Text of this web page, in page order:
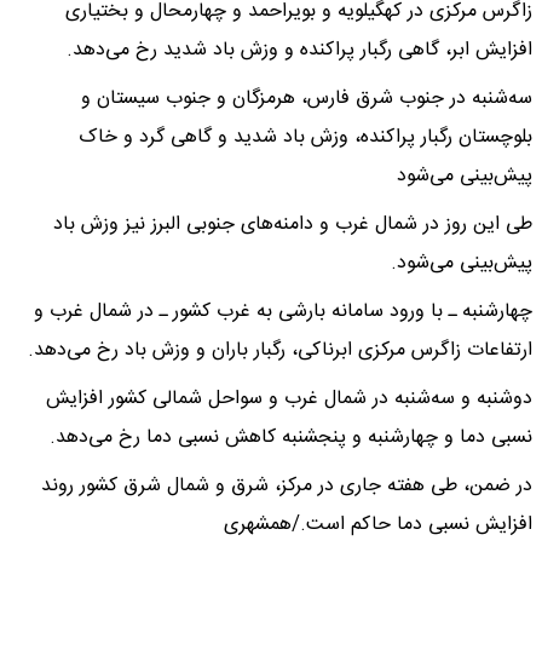
زاگرس مرکزی در کهگیلویه و بویراحمد و چهارمحال و بختیاری
افزایش ابر، گاهی رگبار پراکنده و وزش باد شدید رخ می‌دهد.
سه‌شنبه در جنوب شرق فارس، هرمزگان و جنوب سیستان و
بلوچستان رگبار پراکنده، وزش باد شدید و گاهی گرد و خاک
پیش‌بینی می‌شود
طی این روز در شمال غرب و دامنه‌های جنوبی البرز نیز وزش باد
پیش‌بینی می‌شود.
چهارشنبه ـ با ورود سامانه بارشی به غرب کشور ـ در شمال غرب و
ارتفاعات زاگرس مرکزی ابرناکی، رگبار باران و وزش باد رخ می‌دهد.
دوشنبه و سه‌شنبه در شمال غرب و سواحل شمالی کشور افزایش
نسبی دما و چهارشنبه و پنجشنبه کاهش نسبی دما رخ می‌دهد.
در ضمن، طی هفته جاری در مرکز، شرق و شمال شرق کشور روند
افزایش نسبی دما حاکم است./همشهری